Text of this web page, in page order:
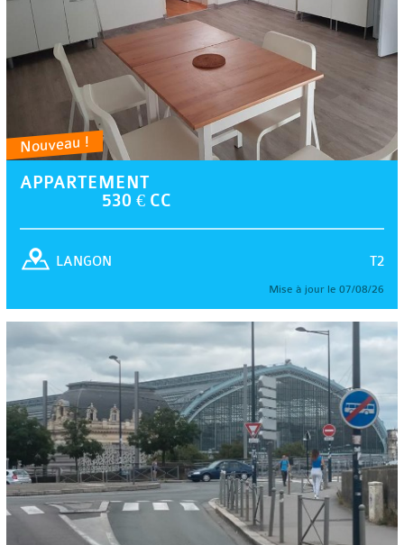
Nouveau !
APPARTEMENT
530 € CC
T2
LANGON
Mise à jour le 07/08/26